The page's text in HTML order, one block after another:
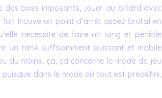
boss imposants, jouer au billard avec
trouve un point d’arrêt assez brutal en
nécessite de faire un long et pénible
un tank suffisamment puissant et mobile
du moins, ça, ça concerne le mode de jeu
dans le mode où tout est prédéfini,